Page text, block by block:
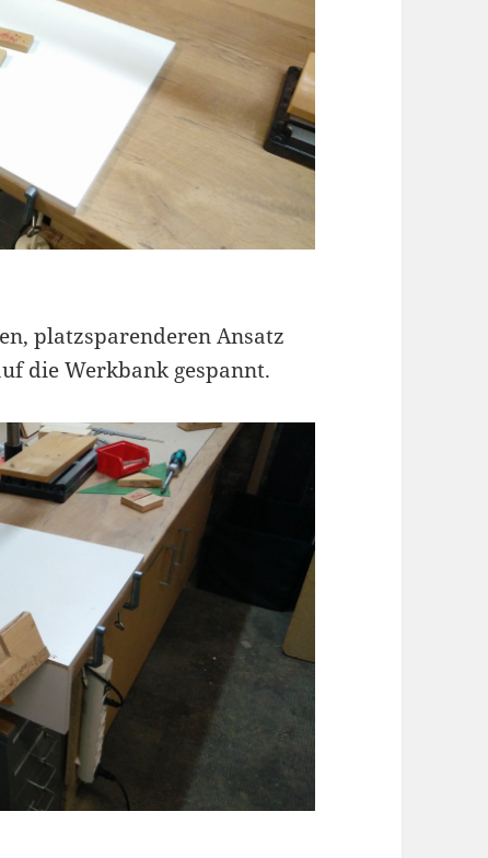
platzsparenderen Ansatz
die Werkbank gespannt.